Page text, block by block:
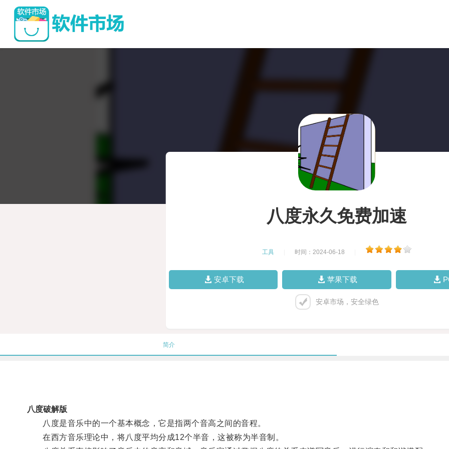
八度永久免费加速
工具 时间：2024-06-18
安卓下载 苹果下载
安卓市场，安全绿色
简介
八度破解版
八度是音乐中的一个基本概念，它是指两个音高之间的音程。
在西方音乐理论中，将八度平均分成12个半音，这被称为半音制。